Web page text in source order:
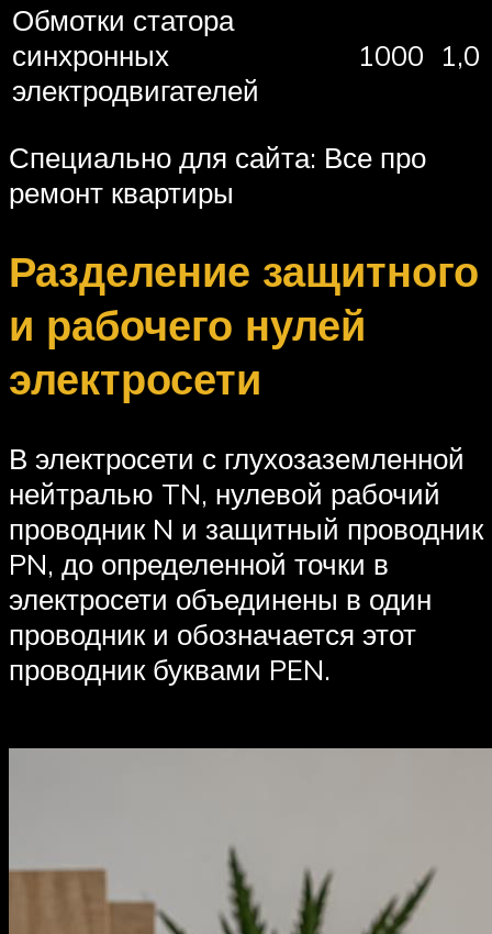
Обмотки статора
синхронных
электродвигателей
1000 1,0
Специально для сайта: Все про
ремонт квартиры
Разделение защитного
и рабочего нулей
электросети
В электросети с глухозаземленной
нейтралью TN, нулевой рабочий
проводник N и защитный проводник
PN, до определенной точки в
электросети объединены в один
проводник и обозначается этот
проводник буквами PEN.